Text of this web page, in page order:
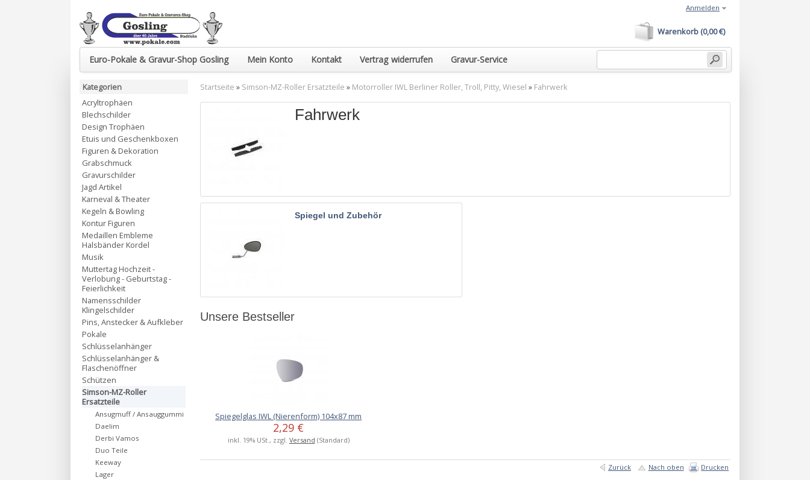
Euro-Pokale & Gravur-Shop Gosling Mein Konto Kontakt Vertrag widerrufen Gravur-Service
Warenkorb (0,00 €)
Anmelden
Startseite » Simson-MZ-Roller Ersatzteile » Motorroller IWL Berliner Roller, Troll, Pitty, Wiesel » Fahrwerk
Fahrwerk
Spiegel und Zubehör
Unsere Bestseller
Spiegelglas IWL (Nierenform) 104x87 mm
2,29 €
inkl. 19% USt., zzgl. Versand (Standard)
Zurück Nach oben Drucken
Kategorien
Acryltrophäen
Blechschilder
Design Trophäen
Etuis und Geschenkboxen
Figuren & Dekoration
Grabschmuck
Gravurschilder
Jagd Artikel
Karneval & Theater
Kegeln & Bowling
Kontur Figuren
Medaillen Embleme
Halsbänder Kordel
Musik
Muttertag Hochzeit -
Verlobung - Geburtstag -
Feierlichkeit
Namensschilder
Klingelschilder
Pins, Anstecker & Aufkleber
Pokale
Schlüsselanhänger
Schlüsselanhänger &
Flaschenöffner
Schützen
Simson-MZ-Roller
Ersatzteile
Ansugmuff / Ansauggummi
Daelim
Derbi Vamos
Duo Teile
Keeway
Lager